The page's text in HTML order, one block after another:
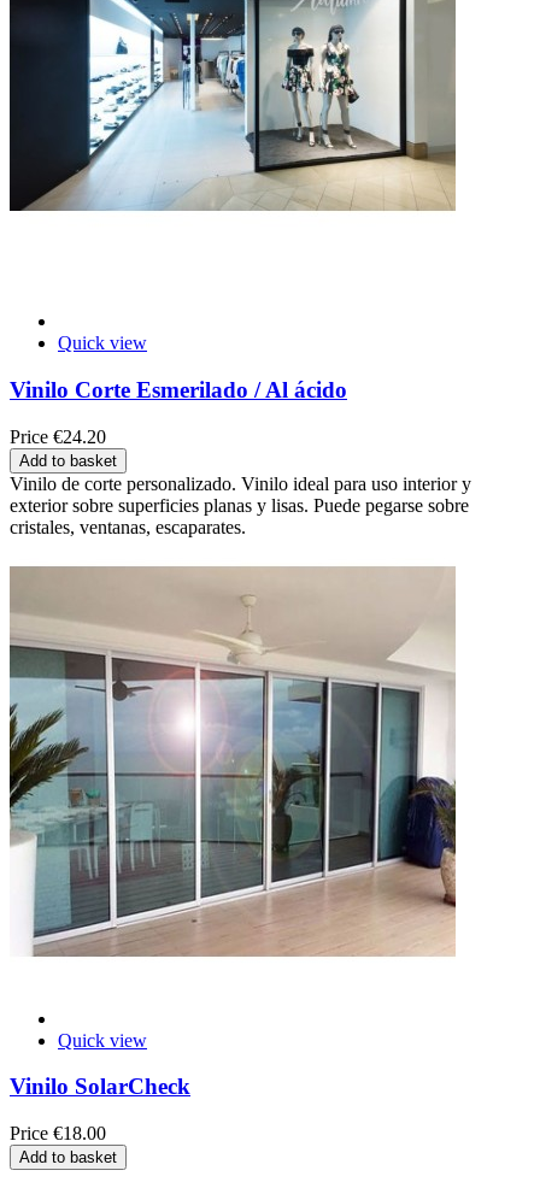
Quick view
Vinilo Corte Esmerilado / Al ácido
Price €24.20
Add to basket
Vinilo de corte personalizado. Vinilo ideal para uso interior y
exterior sobre superficies planas y lisas. Puede pegarse sobre
cristales, ventanas, escaparates.
Quick view
Vinilo SolarCheck
Price €18.00
Add to basket